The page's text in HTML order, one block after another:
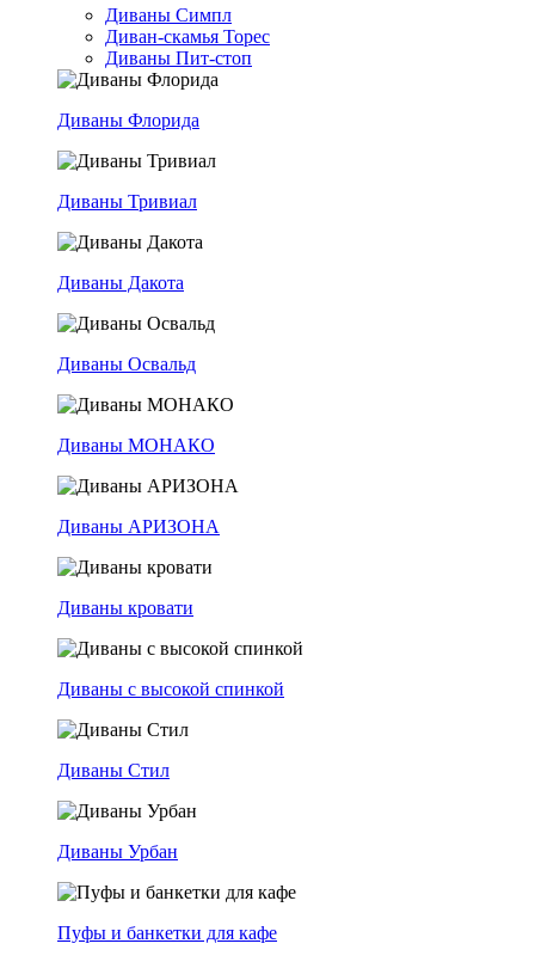
Диваны Симпл
Диван-скамья Торес
Диваны Пит-стоп
Диваны Флорида
Диваны Тривиал
Диваны Дакота
Диваны Освальд
Диваны МОНАКО
Диваны АРИЗОНА
Диваны кровати
Диваны с высокой спинкой
Диваны Стил
Диваны Урбан
Пуфы и банкетки для кафе